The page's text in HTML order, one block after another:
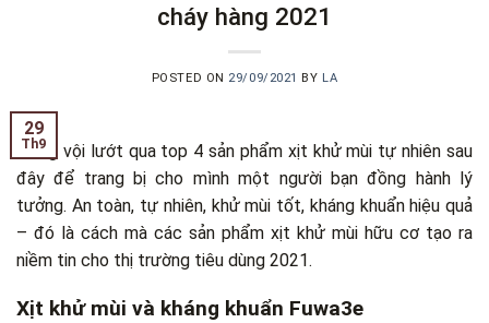
cháy hàng 2021
POSTED ON 29/09/2021 BY LA
29
Th9
Đừng vội lướt qua top 4 sản phẩm xịt khử mùi tự nhiên sau
đây để trang bị cho mình một người bạn đồng hành lý
tưởng. An toàn, tự nhiên, khử mùi tốt, kháng khuẩn hiệu quả
– đó là cách mà các sản phẩm xịt khử mùi hữu cơ tạo ra
niềm tin cho thị trường tiêu dùng 2021.
Xịt khử mùi và kháng khuẩn Fuwa3e